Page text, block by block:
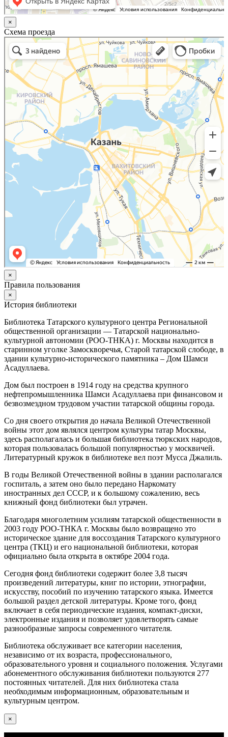
×
Схема проезда
Казань
Малый Татарский переулок, 8 на карте Москвы, ближайшее метро Новокузнецкая —
Яндекс.Карты
×
Правила пользования
×
История библиотеки
Библиотека Татарского культурного центра Региональной
общественной организации — Татарской национально-
культурной автономии (РОО-ТНКА) г. Москвы находится в
старинном уголке Замоскворечья, Старой татарской слободе, в
здании культурно-исторического памятника – Дом Шамси
Асадуллаева.
Дом был построен в 1914 году на средства крупного
нефтепромышленника Шамси Асадуллаева при финансовом и
безвозмездном трудовом участии татарской общины города.
Со дня своего открытия до начала Великой Отечественной
войны этот дом являлся центром культуры татар Москвы,
здесь располагалась и большая библиотека тюркских народов,
которая пользовалась большой популярностью у москвичей.
Литературный кружок в библиотеке вел поэт Мусса Джалиль.
В годы Великой Отечественной войны в здании располагался
госпиталь, а затем оно было передано Наркомату
иностранных дел СССР, и к большому сожалению, весь
книжный фонд библиотеки был утрачен.
Благодаря многолетним усилиям татарской общественности в
2003 году РОО-ТНКА г. Москвы было возвращено это
историческое здание для воссоздания Татарского культурного
центра (ТКЦ) и его национальной библиотеки, которая
официально была открыта в октябре 2004 года.
Сегодня фонд библиотеки содержит более 3,8 тысяч
произведений литературы, книг по истории, этнографии,
искусству, пособий по изучению татарского языка. Имеется
большой раздел детской литературы. Кроме того, фонд
включает в себя периодические издания, компакт-диски,
электронные издания и позволяет удовлетворять самые
разнообразные запросы современного читателя.
Библиотека обслуживает все категории населения,
независимо от их возраста, профессионального,
образовательного уровня и социального положения. Услугами
абонементного обслуживания библиотеки пользуются 277
постоянных читателей. Для них библиотека стала
необходимым информационным, образовательным и
культурным центром.
×